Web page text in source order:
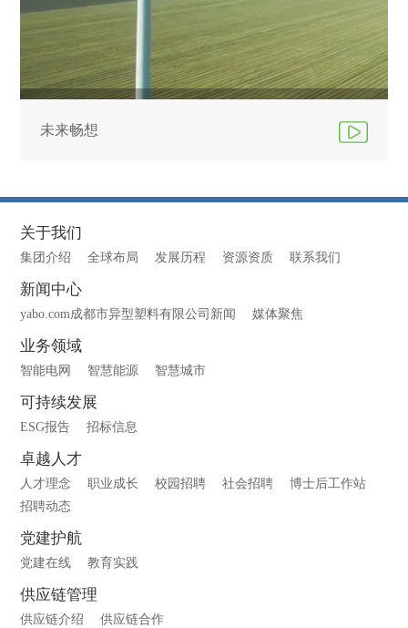
未来畅想
关于我们
集团介绍 全球布局 发展历程 资源资质 联系我们
新闻中心
yabo.com成都市异型塑料有限公司新闻 媒体聚焦
业务领域
智能电网 智慧能源 智慧城市
可持续发展
ESG报告 招标信息
卓越人才
人才理念 职业成长 校园招聘 社会招聘
博士后工作站
招聘动态
党建护航
党建在线 教育实践
供应链管理
供应链介绍 供应链合作